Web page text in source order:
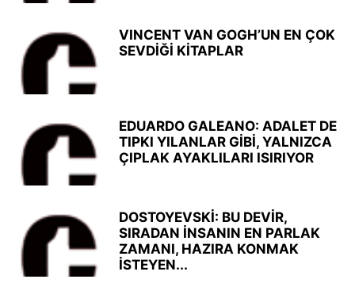
VINCENT VAN GOGH’UN EN ÇOK
SEVDİĞİ KİTAPLAR
EDUARDO GALEANO: ADALET DE
TIPKI YILANLAR GİBİ, YALNIZCA
ÇIPLAK AYAKLILARI ISIRIYOR
DOSTOYEVSKİ: BU DEVİR,
SIRADAN İNSANIN EN PARLAK
ZAMANI, HAZIRA KONMAK
İSTEYEN...